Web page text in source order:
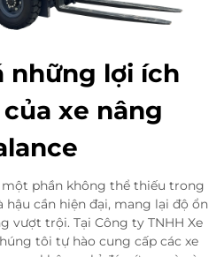
những lợi ích
xe nâng
một phần không thể thiếu trong
hậu cần hiện đại, mang lại độ ổn
vượt trội. Tại Công ty TNHH Xe
tôi tự hào cung cấp các xe